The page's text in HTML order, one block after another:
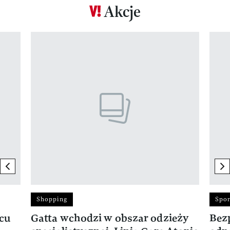
Akcje
previous element
Shopping
Gatta wchodzi w obszar odzieży